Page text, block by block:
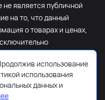
является публичной
на то, что данный
о товарах и ценах,
каких условиях не
положениями
Российской Федерации.
о наличии и
использование
использования
данных и